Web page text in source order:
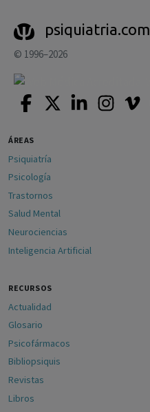
psiquiatria.com
© 1996–2026
ÁREAS
Psiquiatría
Psicología
Trastornos
Salud Mental
Neurociencias
Inteligencia Artificial
RECURSOS
Actualidad
Glosario
Psicofármacos
Bibliopsiquis
Revistas
Libros